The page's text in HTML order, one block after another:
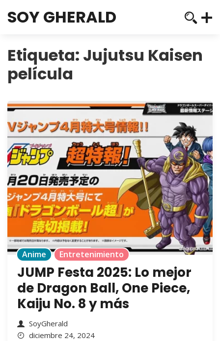
SOY GHERALD
Etiqueta: Jujutsu Kaisen
película
Anime Entretenimiento
JUMP Festa 2025: Lo mejor
de Dragon Ball, One Piece,
Kaiju No. 8 y más
SoyGherald
diciembre 24, 2024